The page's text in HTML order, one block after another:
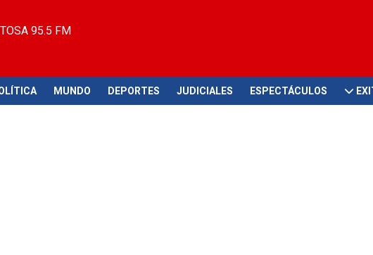
95.5 FM
MUNDO DEPORTES JUDICIALES ESPECTÁCULOS